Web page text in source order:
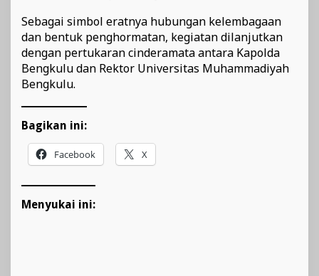
Sebagai simbol eratnya hubungan kelembagaan
dan bentuk penghormatan, kegiatan dilanjutkan
dengan pertukaran cinderamata antara Kapolda
Bengkulu dan Rektor Universitas Muhammadiyah
Bengkulu.
Bagikan ini:
Facebook X
Menyukai ini: